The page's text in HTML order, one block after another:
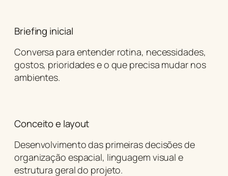
Briefing inicial
Conversa para entender rotina, necessidades,
gostos, prioridades e o que precisa mudar nos
ambientes.
Conceito e layout
Desenvolvimento das primeiras decisões de
organização espacial, linguagem visual e
estrutura geral do projeto.